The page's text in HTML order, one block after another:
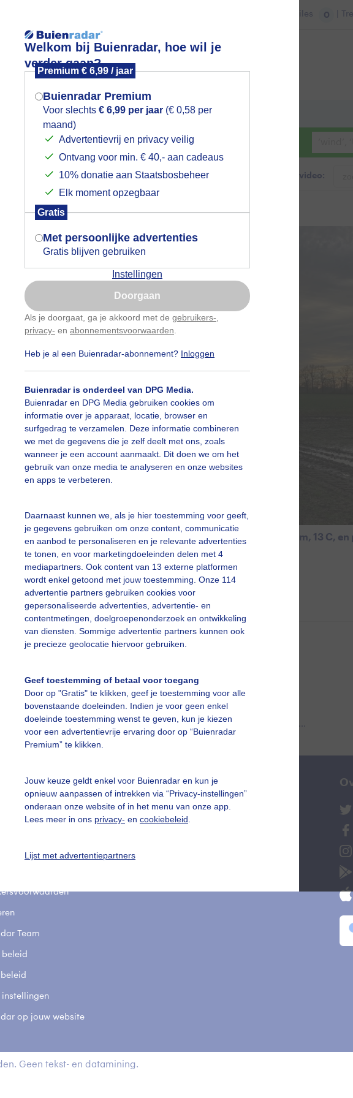
Welkom bij Buienradar, hoe wil je
verder gaan?
Premium € 6,99 / jaar
Buienradar Premium
Voor slechts € 6,99 per jaar (€ 0,58 per
maand)
Advertentievrij en privacy veilig
Ontvang voor min. € 40,- aan cadeaus
10% donatie aan Staatsbosbeheer
Elk moment opzegbaar
Gratis
Met persoonlijke advertenties
Gratis blijven gebruiken
Instellingen
Doorgaan
Als je doorgaat, ga je akkoord met de gebruikers-
privacy- en abonnementsvoorwaarden
Heb je al een Buienradar-abonnement? Inloggen
Buienradar is onderdeel van DPG Media.
Buienradar en DPG Media gebruiken cookies om
informatie over je apparaat, locatie, browser en
surfgedrag te verzamelen. Deze informatie combineren
we met de gegevens die je zelf deelt met ons, zoals
wanneer je een account aanmaakt. Dit doen we om het
gebruik van onze media te analyseren en onze websites
en apps te verbeteren.
Daarnaast kunnen we, als je hier toestemming voor geeft,
je gegevens gebruiken om onze content, communicatie
en aanbod te personaliseren en je relevante advertenties
te tonen, en voor marketingdoeleinden delen met 4
mediapartners. Ook content van 13 externe platformen
wordt enkel getoond met jouw toestemming. Onze 114
advertentie partners gebruiken cookies voor
gepersonaliseerde advertenties, advertentie- en
contentmetingen, doelgroepenonderzoek en ontwikkeling
van diensten. Sommige advertentie partners kunnen ook
je precieze geolocatie hiervoor gebruiken.
Geef toestemming of betaal voor toegang
Door op "Gratis" te klikken, geef je toestemming voor alle
bovenstaande doeleinden. Indien je voor geen enkel
doeleinde toestemming wenst te geven, kun je kiezen
voor een advertentievrije ervaring door op “Buienradar
Premium” te klikken.
Jouw keuze geldt enkel voor Buienradar en kun je
opnieuw aanpassen of intrekken via “Privacy-instellingen”
onderaan onze website of in het menu van onze app.
Lees meer in ons privacy- en cookiebeleid
Lijst met advertentiepartners
Files 0 |
Lees meer.
Foto en video Weerzine
Zoeken in foto & video:
is verzadigd
bewolkt met hier en daar wat ruimte voor de zon. Warm, 13 C,
Gijs Bastianen Gemaakt: 01-01-2022, 338x bekeken
Natuur Wolken
slideshow
Een moment geduld aub...
vragen
Team
beleid
instellingen
op jouw website
Mijn weer
De Bilt
Geen tekst- en datamining.
Mogen we je locatie gebruiken voor
het weer?
Indien je hier nog geen akkoord op hebt
gegeven, verschijnt er zo een pop-up uit
je browser waarin deze toestemming
gevraagd wordt.
Is goed, toon de popup
Nu niet, misschien later
Gebruik je Safari en wil je niet elke dag deze pop-up
Klikhierom dit aan te passen